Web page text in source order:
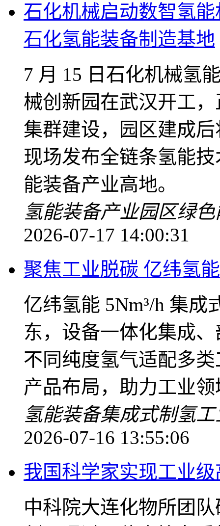
石化机械启动数智氢
石化氢能装备制造基地
7 月 15 日石化机械氢
械创新园在武汉开工
集群建设，园区建成
现场发布全链条氢能
能装备产业高地。
氢能装备产业园区绿色
2026-07-17 14:00:31
聚焦工业脱碳 亿纬氢
亿纬氢能 5Nm³/h 集
东，设备一体化集成
不同纯度氢气适配多
产品布局，助力工业
氢能装备集成式制氢工
2026-07-16 13:55:06
我国科学家实现工业
中科院大连化物所团